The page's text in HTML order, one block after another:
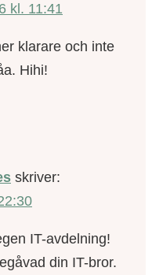
kl. 11:41
klarare och inte
Hihi!
skriver:
IT-avdelning!
din IT-bror.